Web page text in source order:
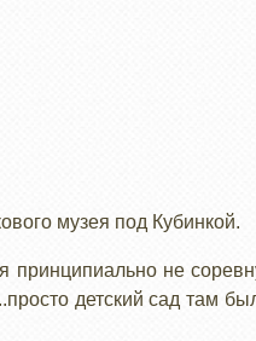
музея под Кубинкой.
не
детский сад там